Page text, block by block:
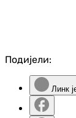
Подијели:
Линк